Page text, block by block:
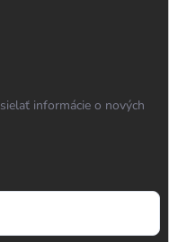
informácie o nových